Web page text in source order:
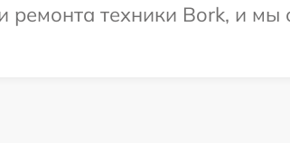
техники Bork, и мы